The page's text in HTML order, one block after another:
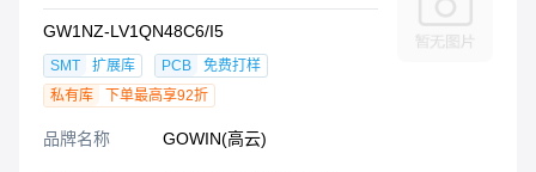
GW1NZ-LV1QN48C6/I5
SMT 扩展库 PCB
免费打样
私有库
下单最高享92折
品牌名称 GOWIN(高云)